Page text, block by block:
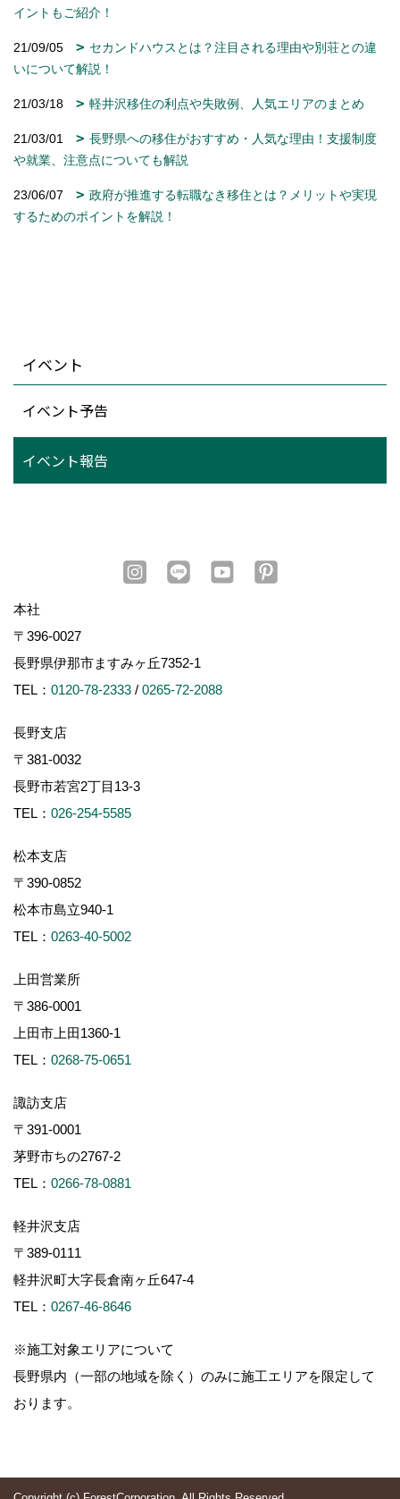
イントもご紹介！
21/09/05
セカンドハウスとは？注目される理由や別荘との違
いについて解説！
21/03/18 軽井沢移住の利点や失敗例、人気エリアのまとめ
21/03/01
長野県への移住がおすすめ・人気な理由！支援制度
や就業、注意点についても解説
23/06/07
政府が推進する転職なき移住とは？メリットや実現
するためのポイントを解説！
イベント
イベント予告
イベント報告
本社
〒396-0027
長野県伊那市ますみヶ丘7352-1
TEL： 0120-78-2333 / 0265-72-2088
長野支店
〒381-0032
長野市若宮2丁目13-3
TEL： 026-254-5585
松本支店
〒390-0852
松本市島立940-1
TEL： 0263-40-5002
上田営業所
〒386-0001
上田市上田1360-1
TEL： 0268-75-0651
諏訪支店
〒391-0001
茅野市ちの2767-2
TEL： 0266-78-0881
軽井沢支店
〒389-0111
軽井沢町大字長倉南ヶ丘647-4
TEL： 0267-46-8646
※施工対象エリアについて
長野県内（一部の地域を除く）のみに施工エリアを限定して
おります。